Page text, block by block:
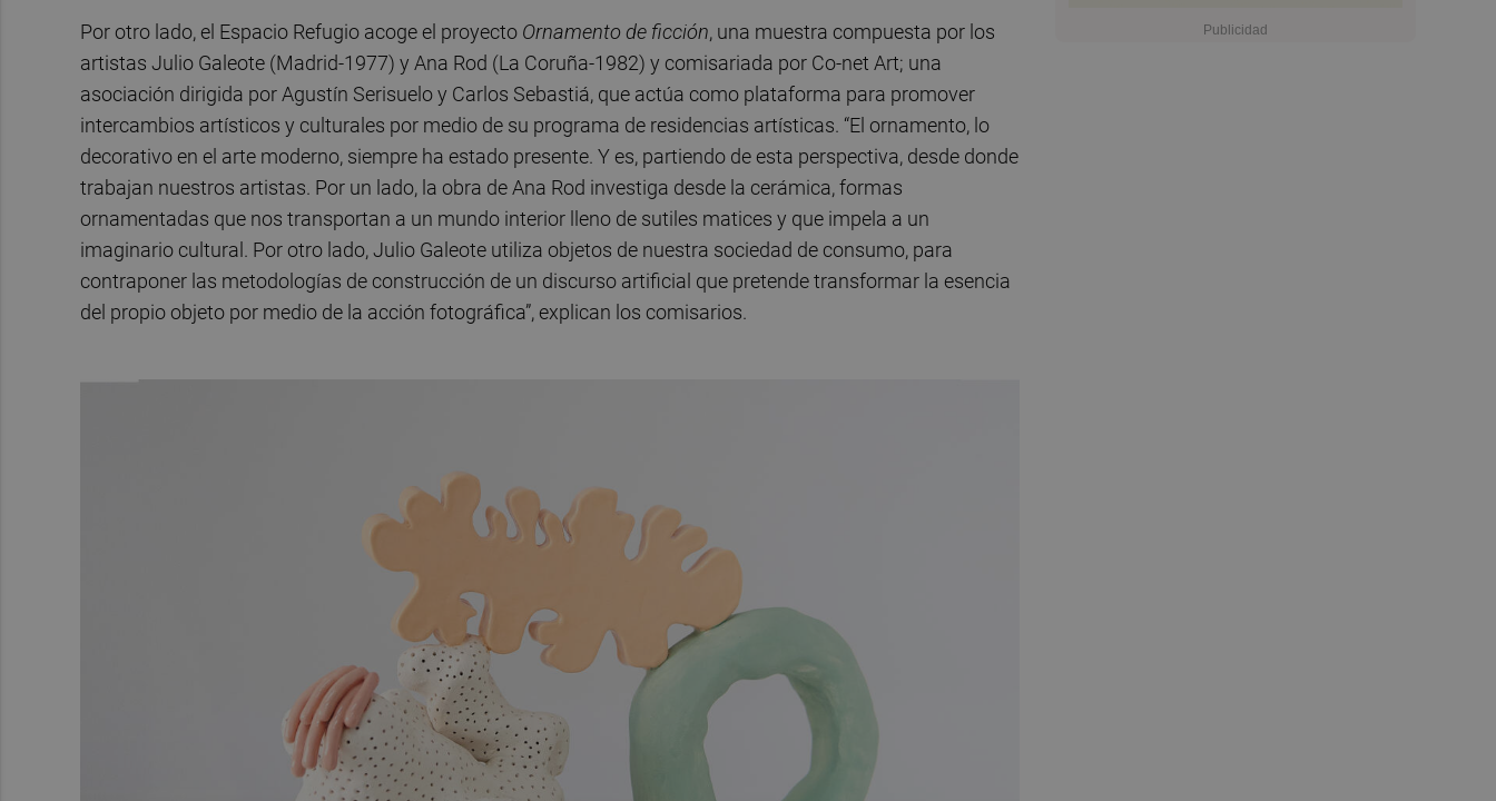
Por otro lado, el Espacio Refugio acoge el proyecto Ornamento de ficción, una muestra compuesta por los
artistas Julio Galeote (Madrid-1977) y Ana Rod (La Coruña-1982) y comisariada por Co-net Art; una
asociación dirigida por Agustín Serisuelo y Carlos Sebastiá, que actúa como plataforma para promover
intercambios artísticos y culturales por medio de su programa de residencias artísticas. “El ornamento, lo
decorativo en el arte moderno, siempre ha estado presente. Y es, partiendo de esta perspectiva, desde donde
trabajan nuestros artistas. Por un lado, la obra de Ana Rod investiga desde la cerámica, formas
ornamentadas que nos transportan a un mundo interior lleno de sutiles matices y que impela a un
imaginario cultural. Por otro lado, Julio Galeote utiliza objetos de nuestra sociedad de consumo, para
contraponer las metodologías de construcción de un discurso artificial que pretende transformar la esencia
del propio objeto por medio de la acción fotográfica”, explican los comisarios.